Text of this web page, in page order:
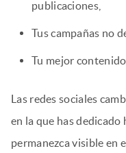
publicaciones,
Tus campañas no
Tu mejor
Las redes sociales
en la que has dedicado
permanezca visible en